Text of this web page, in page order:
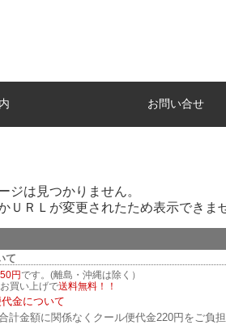
お問い合せ
ジは見つかりません。
ＵＲＬが変更されたため表示できま
て
円です。(離島・沖縄は除く）
買い上げで送料無料！！
金について
計金額に関係なくクール便代金220円をご負